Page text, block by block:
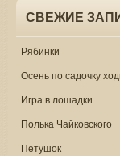
СВЕЖИЕ
Рябинки
Осень по садочку
Игра в лошадки
Полька Чайковского
Петушок